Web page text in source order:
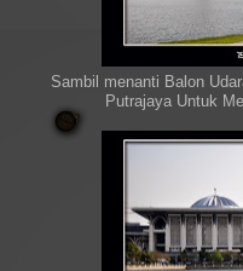
Sambil menanti Balon
Putrajaya Untuk